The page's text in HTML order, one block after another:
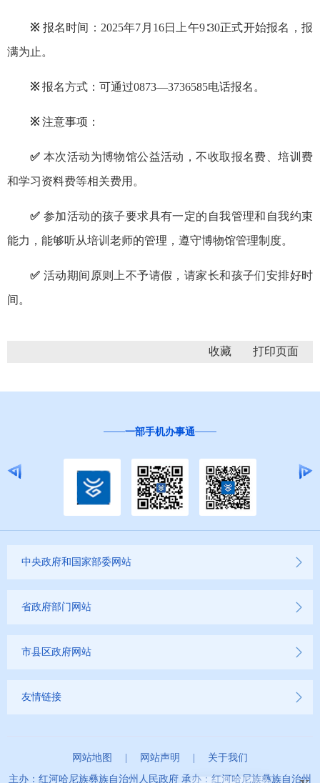
※ 报名时间：2025年7月16日上午9∶30正式开始报名，报
满为止。
※ 报名方式：可通过0873—3736585电话报名。
※ 注意事项：
✅ 本次活动为博物馆公益活动，不收取报名费、培训费
和学习资料费等相关费用。
✅ 参加活动的孩子要求具有一定的自我管理和自我约束
能力，能够听从培训老师的管理，遵守博物馆管理制度。
✅ 活动期间原则上不予请假，请家长和孩子们安排好时
间。
收藏
一部手机办事通
中央政府和国家部委网站
省政府部门网站
市县区政府网站
友情链接
网站地图 网站声明
关于我们
主办：红河哈尼族彝族自治州人民政府 承办：红河哈尼族彝族自治州